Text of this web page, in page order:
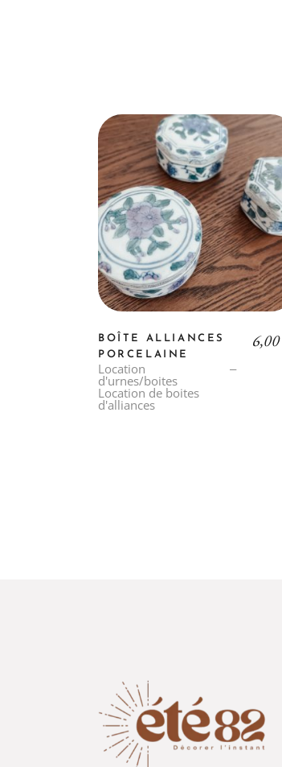
BOÎTE ALLIANCES
PORCELAINE
Location
d'urnes/boites
Location de boites
d'alliances
6,00